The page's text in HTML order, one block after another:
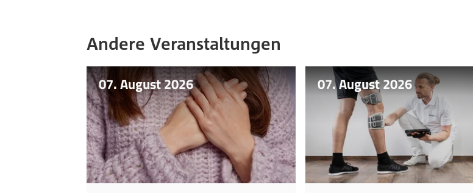
Andere Veranstaltungen
07. August 2026 07. August 2026